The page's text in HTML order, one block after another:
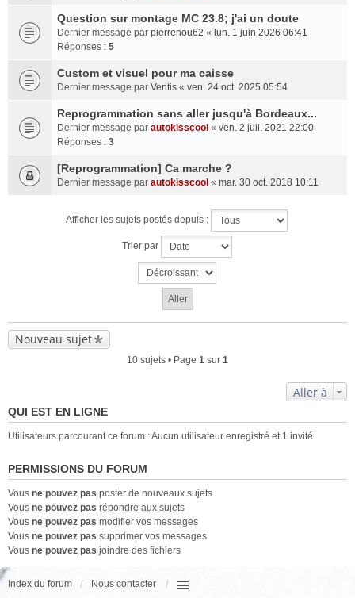
Question sur montage MC 23.8; j'ai un doute
Dernier message par pierrenou62 « lun. 1 juin 2026 06:41
Réponses : 5
Custom et visuel pour ma caisse
Dernier message par Ventis « ven. 24 oct. 2025 05:54
Reprogrammation sans aller jusqu'à Bordeaux...
Dernier message par autokisscool « ven. 2 juil. 2021 22:00
Réponses : 3
[Reprogrammation] Ca marche ?
Dernier message par autokisscool « mar. 30 oct. 2018 10:11
Afficher les sujets postés depuis :
Trier par
Nouveau sujet
10 sujets • Page 1 sur 1
Aller à
QUI EST EN LIGNE
Utilisateurs parcourant ce forum : Aucun utilisateur enregistré et 1 invité
PERMISSIONS DU FORUM
Vous ne pouvez pas poster de nouveaux sujets
Vous ne pouvez pas répondre aux sujets
Vous ne pouvez pas modifier vos messages
Vous ne pouvez pas supprimer vos messages
Vous ne pouvez pas joindre des fichiers
Index du forum Nous contacter